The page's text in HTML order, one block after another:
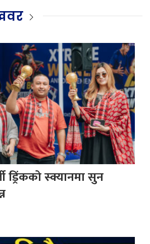
ड्रिंकको स्क्यानमा सुन